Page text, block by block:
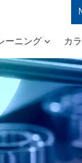
ーニング カ